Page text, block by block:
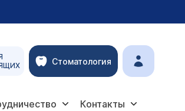
Стоматология
Контакты